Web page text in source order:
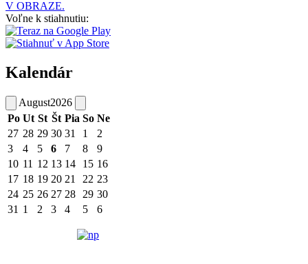
V OBRAZE.
Voľne k stiahnutiu:
Kalendár
August2026
Po Ut St Št Pia So Ne
27 28 29 30 31 1
2
3
4 5 6 7 8
9
10 11 12 13 14 15 16
17 18 19 20 21 22 23
24 25 26 27 28 29 30
31 1 2 3 4 5 6